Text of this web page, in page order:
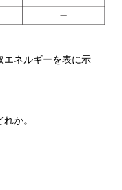
エネルギーを表に示
か。